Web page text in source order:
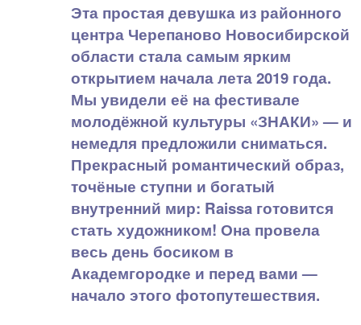
Эта простая девушка из районного
центра Черепаново Новосибирской
области стала самым ярким
открытием начала лета 2019 года.
Мы увидели её на фестивале
молодёжной культуры «ЗНАКИ» — и
немедля предложили сниматься.
Прекрасный романтический образ,
точёные ступни и богатый
внутренний мир: Raissa готовится
стать художником! Она провела
весь день босиком в
Академгородке и перед вами —
начало этого фотопутешествия.